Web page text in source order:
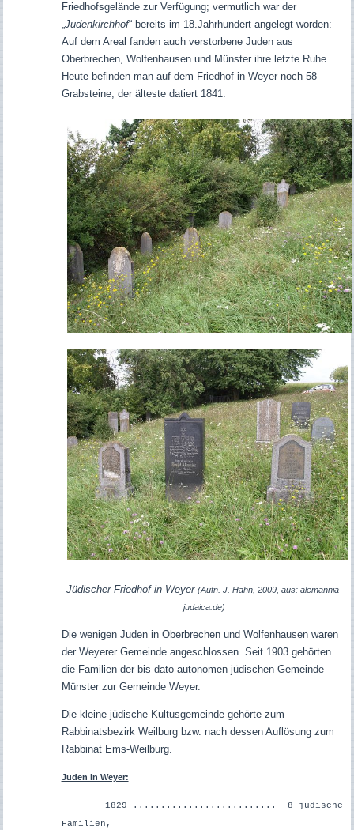
Friedhofsgelände zur Verfügung; vermutlich war der
„Judenkirchhof“ bereits im 18.Jahrhundert angelegt worden:
Auf dem Areal fanden auch verstorbene Juden aus
Oberbrechen, Wolfenhausen und Münster ihre letzte Ruhe.
Heute befinden man auf dem Friedhof in Weyer noch 58
Grabsteine; der älteste datiert 1841.
Jüdischer Friedhof in Weyer (Aufn. J. Hahn, 2009, aus: alemannia-
judaica.de)
Die wenigen Juden in Oberbrechen und Wolfenhausen waren
der Weyerer Gemeinde angeschlossen. Seit 1903 gehörten
die Familien der bis dato autonomen jüdischen Gemeinde
Münster zur Gemeinde Weyer.
Die kleine jüdische Kultusgemeinde gehörte zum
Rabbinatsbezirk Weilburg bzw. nach dessen Auflösung zum
Rabbinat Ems-Weilburg.
Juden in Weyer:
--- 1829 .......................... 8 jüdische
Familien,